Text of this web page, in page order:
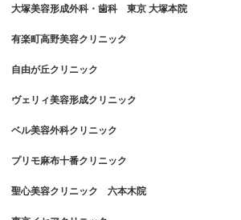
大塚美容形成外科・歯科 東京 大塚本院
有楽町高野美容クリニック
自由が丘クリニック
ヴェリィ美容形成クリニック
ベル美容外科クリニック
プリモ麻布十番クリニック
聖心美容クリニック 六本木院